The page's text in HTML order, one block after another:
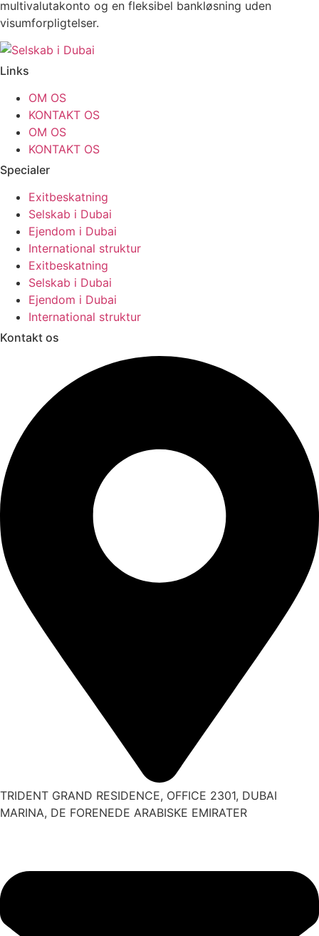
multivalutakonto og en fleksibel bankløsning uden
visumforpligtelser.
Links
OM OS
KONTAKT OS
OM OS
KONTAKT OS
Specialer
Exitbeskatning
Selskab i Dubai
Ejendom i Dubai
International struktur
Exitbeskatning
Selskab i Dubai
Ejendom i Dubai
International struktur
Kontakt os
TRIDENT GRAND RESIDENCE, OFFICE 2301, DUBAI
MARINA, DE FORENEDE ARABISKE EMIRATER